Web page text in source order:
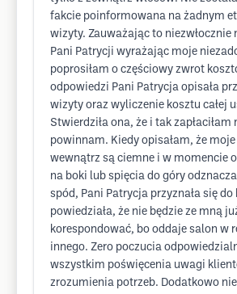
fakcie poinformowana na żadnym
wizyty. Zauważając to niezwłocznie
Pani Patrycji wyrażając moje
poprosiłam o częściowy zwrot
odpowiedzi Pani Patrycja opisała
wizyty oraz wyliczenie kosztu całej
Stwierdziła ona, że i tak zapłaciłam
powinnam. Kiedy opisałam, że moje
wewnątrz są ciemne i w momencie
na boki lub spięcia do góry
spód, Pani Patrycja przyznała się do
powiedziała, że nie będzie ze mną
korespondować, bo oddaje salon w
innego. Zero poczucia
wszystkim poświęcenia uwagi
zrozumienia potrzeb. Dodatkowo